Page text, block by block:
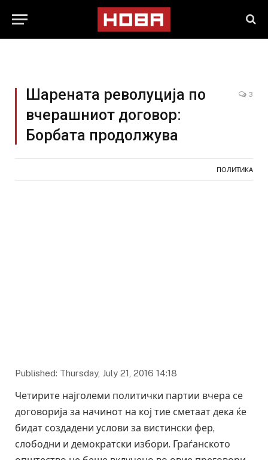
Шарената револуција по
вчерашниот договор:
Борбата продолжува
3
ПОЛИТИКА
Published: Thursday, July 21, 2016 14:18
Четирите најголеми политички партии вчера се
договорија за начинот на кој тие сметаат дека ќе
бидат создадени услови за вистински фер,
слободни и демократски избори. Граѓанското